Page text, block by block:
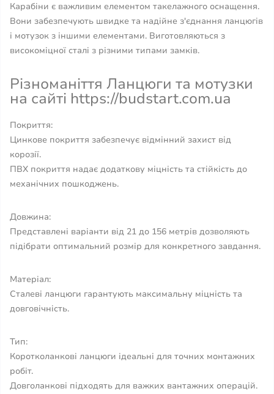
Карабіни є важливим елементом такелажного оснащення.
Вони забезпечують швидке та надійне з'єднання ланцюгів
і мотузок з іншими елементами. Виготовляються з
високоміцної сталі з різними типами замків.
Різноманіття Ланцюги та мотузки
на сайті https://budstart.com.ua
Покриття:
Цинкове покриття забезпечує відмінний захист від
корозії.
ПВХ покриття надає додаткову міцність та стійкість до
механічних пошкоджень.
Довжина:
Представлені варіанти від 21 до 156 метрів дозволяють
підібрати оптимальний розмір для конкретного завдання.
Матеріал:
Сталеві ланцюги гарантують максимальну міцність та
довговічність.
Тип:
Коротколанкові ланцюги ідеальні для точних монтажних
робіт.
Довголанкові підходять для важких вантажних операцій.